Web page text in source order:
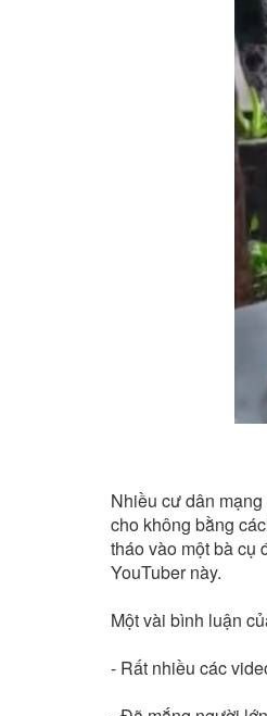
Nhiều cư dân
cho không bằng
tháo vào một bà cụ
YouTuber này.
Một vài bình luận
- Rất nhiều các